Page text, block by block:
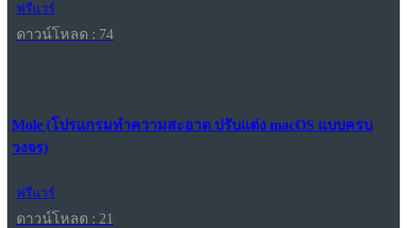
ฟรีแวร์
ดาวน์โหลด : 74
Mole (โปรแกรมทำความสะอาด ปรับแต่ง macOS แบบครบ
วงจร)
ฟรีแวร์
ดาวน์โหลด : 21